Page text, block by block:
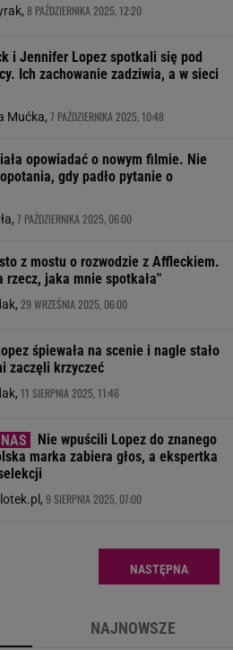
8 PAŹDZIERNIKA 2025, 12:20
i Jennifer Lopez spotkali się pod
Ich zachowanie zadziwia, a w sieci
Mućka, 7 PAŹDZIERNIKA 2025, 10:48
opowiadać o nowym filmie. Nie
gdy padło pytanie o
7 PAŹDZIERNIKA 2025, 06:00
z mostu o rozwodzie z Affleckiem.
rzecz, jaka mnie spotkała"
29 WRZEŚNIA 2025, 06:00
śpiewała na scenie i nagle stało
zaczęli krzyczeć
11 SIERPNIA 2025, 11:46
Nie wpuścili Lopez do znanego
marka zabiera głos, a ekspertka
9 SIERPNIA 2025, 07:00
NASTĘPNA
NAJNOWSZE